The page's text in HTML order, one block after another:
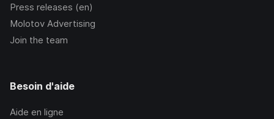
Press releases (en)
Molotov Advertising
Join the team
Besoin d'aide
Aide en ligne